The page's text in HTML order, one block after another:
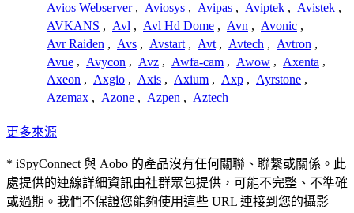
Avios Webserver , Aviosys , Avipas , Aviptek , Avistek ,
AVKANS , Avl , Avl Hd Dome , Avn , Avonic ,
Avr Raiden , Avs , Avstart , Avt , Avtech , Avtron ,
Avue , Avycon , Avz , Awfa-cam , Awow , Axenta ,
Axeon , Axgio , Axis , Axium , Axp , Ayrstone ,
Azemax , Azone , Azpen , Aztech
更多來源
* iSpyConnect 與 Aobo 的產品沒有任何關聯、聯繫或關係。此
處提供的連線詳細資訊由社群眾包提供，可能不完整、不準確
或過期。我們不保證您能夠使用這些 URL 連接到您的攝影